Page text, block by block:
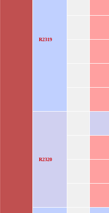
R2319
R2320